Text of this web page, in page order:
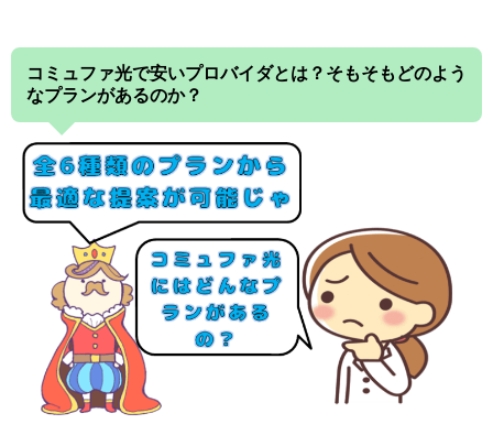
コミュファ光で安いプロバイダとは？そもそもどのよう
なプランがあるのか？